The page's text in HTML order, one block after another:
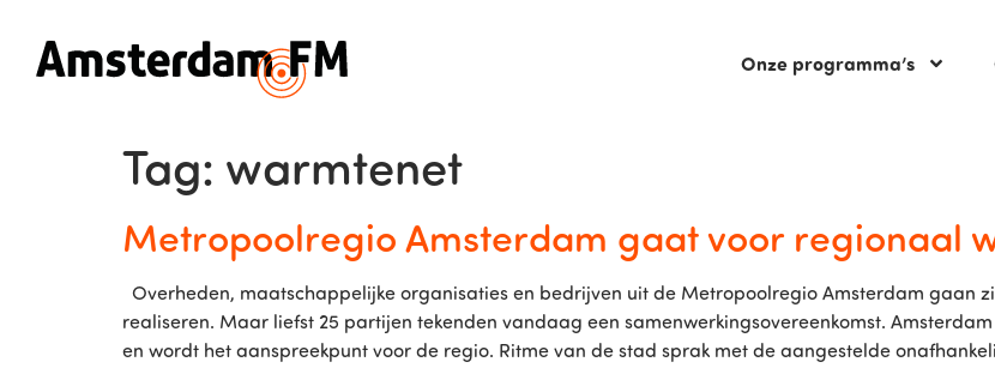
Onze programma’s
Tag: warmtenet
Metropoolregio Amsterdam gaat voor regionaal
Overheden, maatschappelijke organisaties en bedrijven uit de Metropoolregio Amsterdam gaan
realiseren. Maar liefst 25 partijen tekenden vandaag een samenwerkingsovereenkomst.
en wordt het aanspreekpunt voor de regio. Ritme van de stad sprak met de aangestelde